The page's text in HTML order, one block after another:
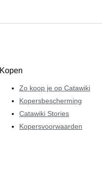
Kopen
Zo koop je op Catawiki
Kopersbescherming
Catawiki Stories
Kopersvoorwaarden